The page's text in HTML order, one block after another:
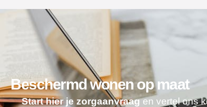
Beschermd wonen op maat
Start hier je zorgaanvraagen vertel ons